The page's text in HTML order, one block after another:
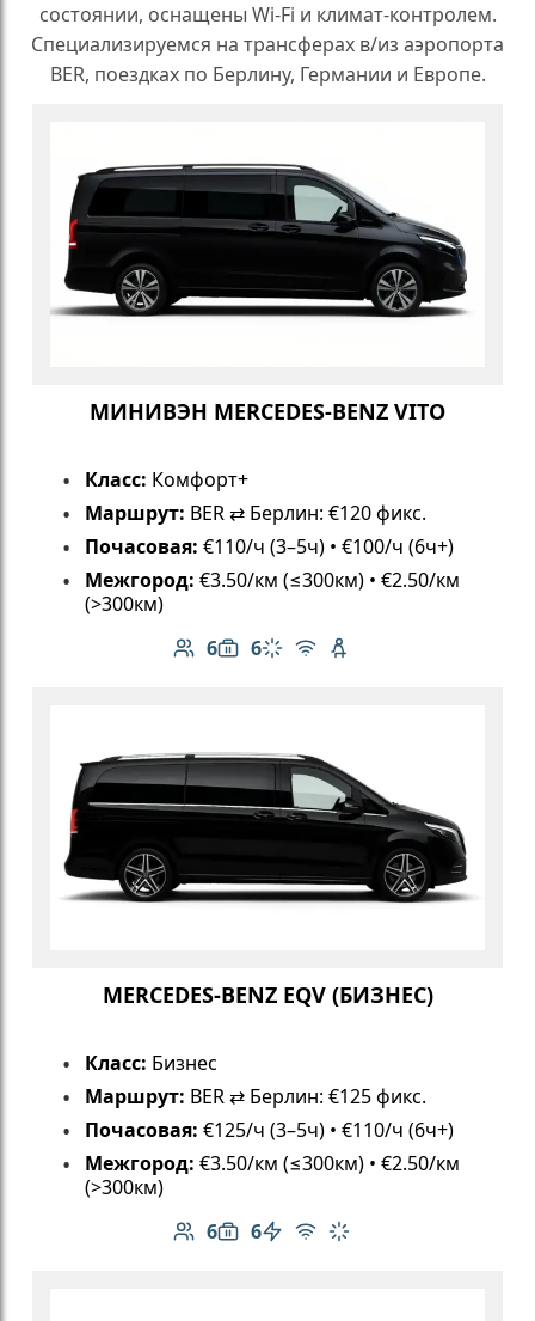
состоянии, оснащены Wi-Fi и климат-контролем.
Специализируемся на трансферах в/из аэропорта
BER, поездках по Берлину, Германии и Европе.
МИНИВЭН MERCEDES-BENZ VITO
Класс: Комфорт+
Маршрут: BER ⇄ Берлин: €120 фикс.
Почасовая: €110/ч (3–5ч) • €100/ч (6ч+)
Межгород: €3.50/км (≤300км) • €2.50/км
(>300км)
6
Количество пассажиров: 6
6
Вместимость багажа: 6
Климат-контроль
Бесплатный Wi-Fi
Детское кресло
MERCEDES-BENZ EQV (БИЗНЕС)
Класс: Бизнес
Маршрут: BER ⇄ Берлин: €125 фикс.
Почасовая: €125/ч (3–5ч) • €110/ч (6ч+)
Межгород: €3.50/км (≤300км) • €2.50/км
(>300км)
6
Количество пассажиров: 6
6
Вместимость багажа: 6
Электромобиль
Бесплатный Wi-Fi
Климат-контроль